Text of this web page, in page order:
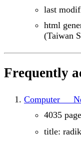
last
html
(Taiwan
Frequently
4035
title: